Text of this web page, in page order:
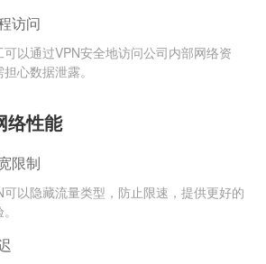
访问
可以通过VPN安全地访问公司内部网络资
心数据泄露。
络性能
限制
可以隐藏流量类型，防止限速，提供更好的